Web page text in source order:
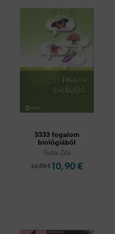
3333 fogalom
biológiából
Gutai Zita
11,99 € 10,90 €